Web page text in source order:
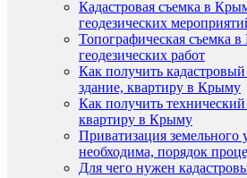
Кадастровая съемка в
геодезических
Топографическая съемка
геодезических работ
Как получить
здание, квартиру в Крыму
Как получить
квартиру в Крыму
Приватизация земельного
необходима, порядок
Для чего нужен